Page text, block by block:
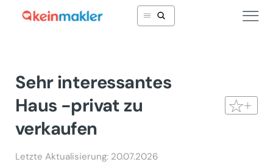
Sehr interessantes
Haus -privat zu
verkaufen
Letzte Aktualisierung: 20.07.2026